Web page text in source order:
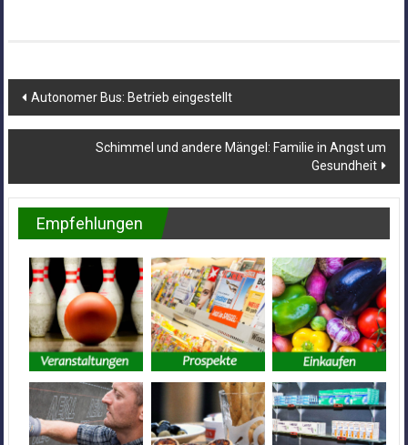
Beitragsnavigation
Autonomer Bus: Betrieb eingestellt
Schimmel und andere Mängel: Familie in Angst um
Gesundheit
Empfehlungen